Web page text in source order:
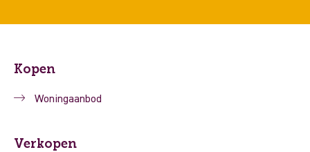
Kopen
Woningaanbod
Verkopen